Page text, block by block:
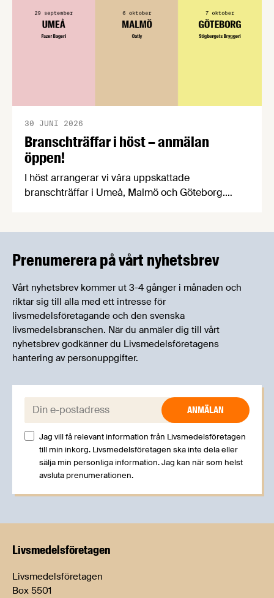
Branschträffar i höst – anmälan
öppen!
30 JUNI 2026
I höst arrangerar vi våra uppskattade
branschträffar i Umeå, Malmö och Göteborg.
Prenumerera på vårt nyhetsbrev
Vårt nyhetsbrev kommer ut 3-4 gånger i månaden och
riktar sig till alla med ett intresse för
livsmedelsföretagande och den svenska
livsmedelsbranschen. När du anmäler dig till vårt
nyhetsbrev godkänner du Livsmedelsföretagens
hantering av personuppgifter.
E-post:
Jag vill få relevant information från Livsmedelsföretagen
till min inkorg. Livsmedelsföretagen ska inte dela eller
sälja min personliga information. Jag kan när som helst
avsluta prenumerationen.
Livsmedels­företagen
Livsmedelsföretagen
Box 5501